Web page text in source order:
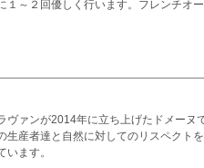
１～２回優しく行います。フレンチオ
ヴァンが2014年に立ち上げたドメー
生産者達と自然に対してのリスペクト
ます。